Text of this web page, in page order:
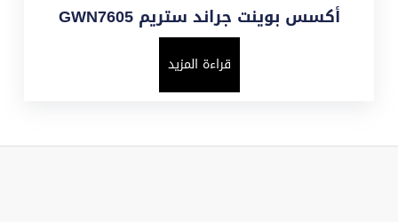
أكسس بوينت جراند ستريم GWN7605
قراءة المزيد